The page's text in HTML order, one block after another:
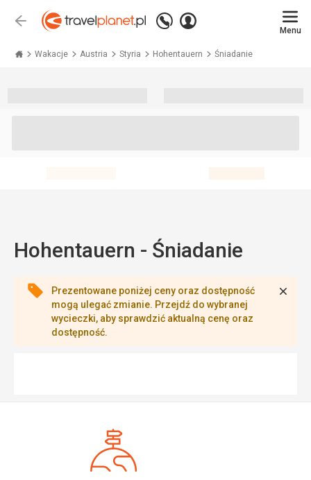
Wstecz
Zadzwoń
+48 71 771 76 55
Zaloguj
Menu
Wakacje Austria Styria Hohentauern Śniadanie
Hohentauern - Śniadanie
Prezentowane poniżej ceny oraz dostępność
mogą ulegać zmianie. Przejdź do wybranej
wycieczki, aby sprawdzić aktualną cenę oraz
dostępność.